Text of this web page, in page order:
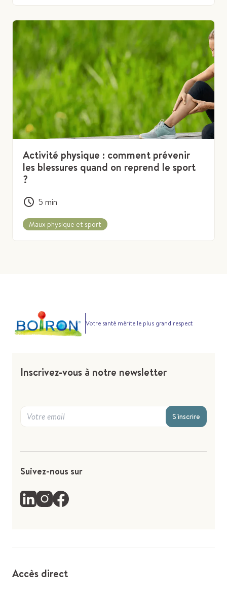
Activité physique : comment prévenir
les blessures quand on reprend le sport
?
5 min
Maux physique et sport
Votre santé mérite le plus grand respect
Inscrivez-vous à notre newsletter
S'inscrire
Suivez-nous sur
Accès direct